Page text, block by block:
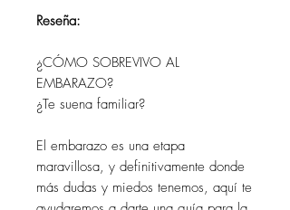
Reseña:
¿CÓMO SOBREVIVO AL
EMBARAZO?
¿Te suena familiar?
El embarazo es una etapa
maravillosa, y definitivamente donde
más dudas y miedos tenemos, aquí te